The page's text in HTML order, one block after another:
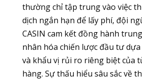
thường chỉ tập trung vào việc
dịch ngắn hạn để lấy phí, đội
CASIN cam kết đồng hành
nhân hóa chiến lược đầu tư
và khẩu vị rủi ro riêng biệt của
hàng. Sự thấu hiểu sâu sắc về